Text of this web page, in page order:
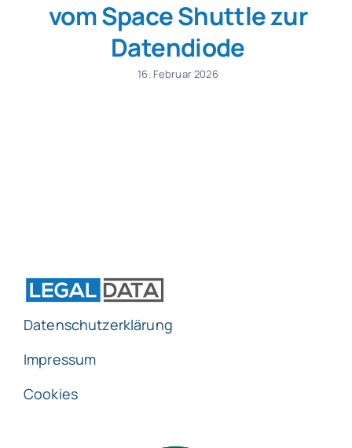
SmartData
vom Space Shuttle zur
Datendiode
16. Februar 2026
Datenschutzerklärung
Impressum
Cookies